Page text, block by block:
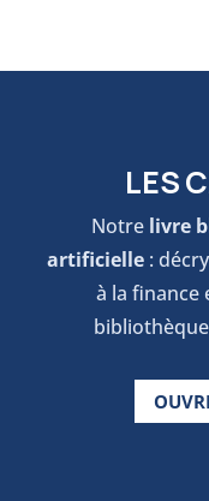
LES
Notre livre
artificielle :
à la finance